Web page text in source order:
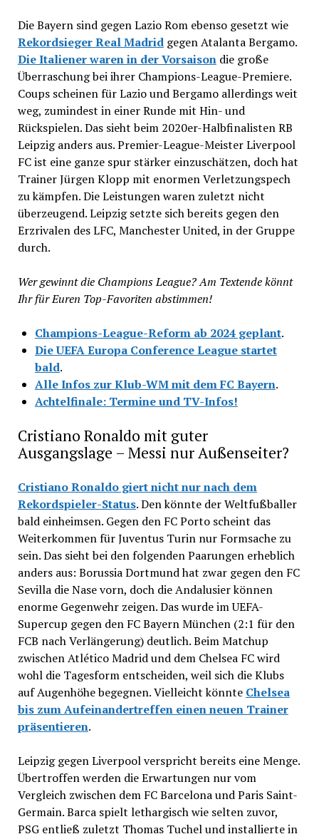
Die Bayern sind gegen Lazio Rom ebenso gesetzt wie
Rekordsieger Real Madridgegen Atalanta Bergamo.
Die Italiener waren in der Vorsaisondie große
Überraschung bei ihrer Champions-League-Premiere.
Coups scheinen für Lazio und Bergamo allerdings weit
weg, zumindest in einer Runde mit Hin- und
Rückspielen. Das sieht beim 2020er-Halbfinalisten RB
Leipzig anders aus. Premier-League-Meister Liverpool
FC ist eine ganze spur stärker einzuschätzen, doch hat
Trainer Jürgen Klopp mit enormen Verletzungspech
zu kämpfen. Die Leistungen waren zuletzt nicht
überzeugend. Leipzig setzte sich bereits gegen den
Erzrivalen des LFC, Manchester United, in der Gruppe
durch.
Wer gewinnt die Champions League? Am Textende könnt
Ihr für Euren Top-Favoriten abstimmen!
Champions-League-Reform ab 2024 geplant.
Die UEFA Europa Conference League startet
bald.
Alle Infos zur Klub-WM mit dem FC Bayern.
Achtelfinale: Termine und TV-Infos!
Cristiano Ronaldo mit guter
Ausgangslage – Messi nur Außenseiter?
Cristiano Ronaldo giert nicht nur nach dem
Rekordspieler-Status. Den könnte der Weltfußballer
bald einheimsen. Gegen den FC Porto scheint das
Weiterkommen für Juventus Turin nur Formsache zu
sein. Das sieht bei den folgenden Paarungen erheblich
anders aus: Borussia Dortmund hat zwar gegen den FC
Sevilla die Nase vorn, doch die Andalusier können
enorme Gegenwehr zeigen. Das wurde im UEFA-
Supercup gegen den FC Bayern München (2:1 für den
FCB nach Verlängerung) deutlich. Beim Matchup
zwischen Atlético Madrid und dem Chelsea FC wird
wohl die Tagesform entscheiden, weil sich die Klubs
auf Augenhöhe begegnen. Vielleicht könnte Chelsea
bis zum Aufeinandertreffen einen neuen Trainer
präsentieren.
Leipzig gegen Liverpool verspricht bereits eine Menge.
Übertroffen werden die Erwartungen nur vom
Vergleich zwischen dem FC Barcelona und Paris Saint-
Germain. Barca spielt lethargisch wie selten zuvor,
PSG entließ zuletzt Thomas Tuchel und installierte in